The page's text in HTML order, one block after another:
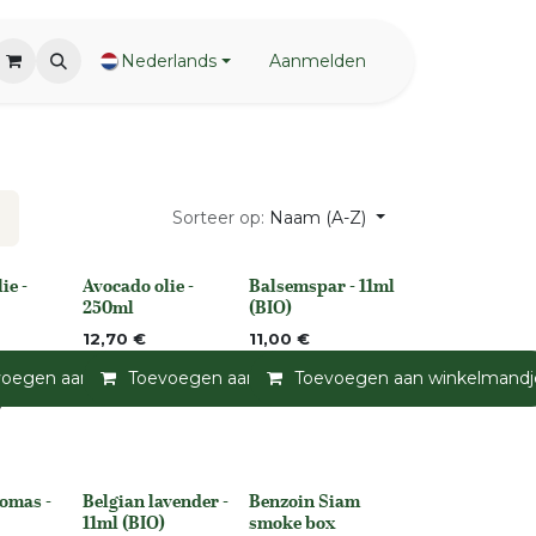
Nederlands Aanmelden
Sorteer op: Naam (A-Z)
-
aan winkelmandje Toevoegen aan verlanglijst
None
Avocado olie -
250ml
12,70 €
Toevoegen aan winkelmandje
None
Balsemspar - 11ml
(BIO)
11,00 €
Toevoegen aan
- Belgian lavender -
11ml (BIO) None
Benzoin Siam
smoke box